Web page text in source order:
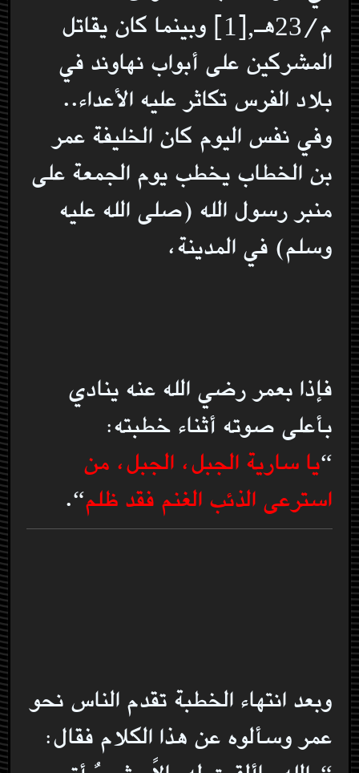
م/23هـ,[1] وبينما كان يقاتل
المشركين على أبواب نهاوند في
بلاد الفرس تكاثر عليه الأعداء..
وفي نفس اليوم كان الخليفة عمر
بن الخطاب يخطب يوم الجمعة على
منبر رسول الله (صلى الله عليه
وسلم) في المدينة،
فإذا بعمر رضي الله عنه ينادي
بأعلى صوته أثناء خطبته:
“يا سارية الجبل، الجبل، من
استرعى الذئب الغنم فقد ظلم“.
وبعد انتهاء الخطبة تقدم الناس نحو
عمر وسألوه عن هذا الكلام فقال: